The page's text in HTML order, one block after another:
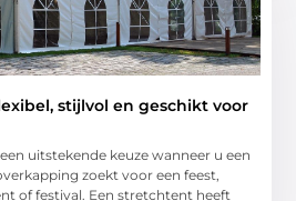
stijlvol en geschikt voor
uitstekende keuze wanneer u een
zoekt voor een feest,
of festival. Een stretchtent heeft